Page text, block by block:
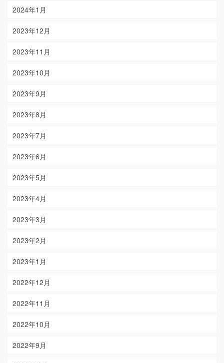
2024年1月
2023年12月
2023年11月
2023年10月
2023年9月
2023年8月
2023年7月
2023年6月
2023年5月
2023年4月
2023年3月
2023年2月
2023年1月
2022年12月
2022年11月
2022年10月
2022年9月